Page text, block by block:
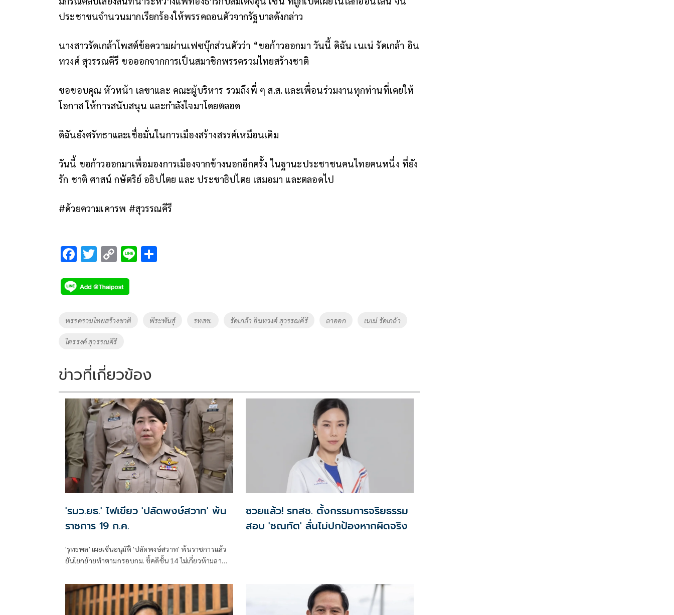
ประชาชนจำนวนมากเรียกร้องให้พรรคถอนตัวจากรัฐบาลดังกล่าว
นางสาวรัดเกล้าโพสต์ข้อความผ่านเฟซบุ๊กส่วนตัวว่า “ขอก้าวออกมาวันนี้ ดิฉัน เนเน่ รัดเกล้า อิน
ทวงศ์ สุวรรณคีรี ขอออกจากการเป็นสมาชิกพรรครวมไทยสร้างชาติ
ขอขอบคุณ หัวหน้า เลขาและ คณะผู้บริหาร รวมถึงพี่ ๆ ส.ส. และเพื่อนร่วมงานทุกท่านที่เคยให้
โอกาส ให้การสนับสนุน และกำลังใจมาโดยตลอด
ดิฉันยังศรัทธาและเชื่อมั่นในการเมืองสร้างสรรค์เหมือนเดิม
วันนี้ ขอก้าวออกมาเพื่อมองการเมืองจากข้างนอกอีกครั้ง ในฐานะประชาชนคนไทยคนหนึ่ง ที่ยัง
รัก ชาติ ศาสน์ กษัตริย์ อธิปไตย และ ประชาธิปไตย เสมอมา และตลอดไป
#ด้วยความเคารพ #สุวรรณคีรี
F
e
b
o
o
k
T
tt
er
C
p
y
Li
n
Li
Tags
พรรครวมไทยสร้างชาติ พีระพันธุ์ รทสช. รัดเกล้า อินทวงศ์ สุวรรณคีรี ลาออก เนเน่ รัดเกล้า
ไตรรงค์ สุวรรณคีรี
ข่าวที่เกี่ยวข้อง
'รมว.ยธ.' ไฟเขียว 'ปลัดพงษ์สวาท' พ้น
ราชการ 19 ก.ค.
'รุทธพล' เผยเซ็นอนุมัติ 'ปลัดพงษ์สวาท' พ้นราชการแล้ว
ยันโยกย้ายทำตามกรอบกม. ชี้คดีชั้น 14 ไม่เกี่ยวห้ามลา
ซวยแล้ว! รทสช. ตั้งกรรมการจริยธรรม
สอบ 'ชณทัต' ลั่นไม่ปกป้องหากผิดจริง